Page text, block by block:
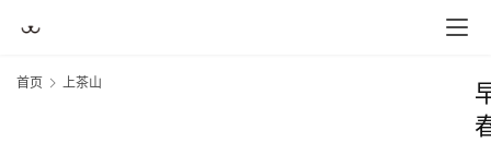
首页 上茶山